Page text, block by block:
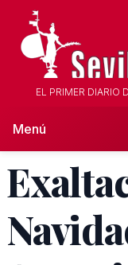
EL PRIMER DIARIO
Menú